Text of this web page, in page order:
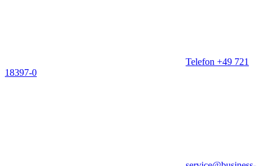
Telefon +49 721
18397-0